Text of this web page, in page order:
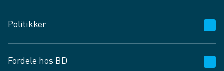
Vagttelefon 30 10 89 89
Spørgsmål og svar
Job og karriere
Politikker
Privatlivspolitik
Fordele hos BD